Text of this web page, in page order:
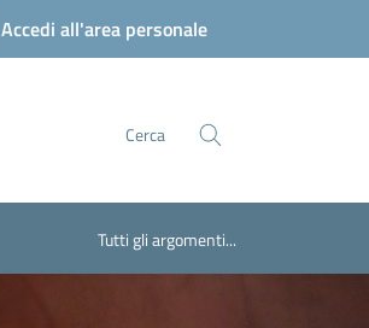
Accedi all'area personale
Cerca
Tutti gli argomenti...